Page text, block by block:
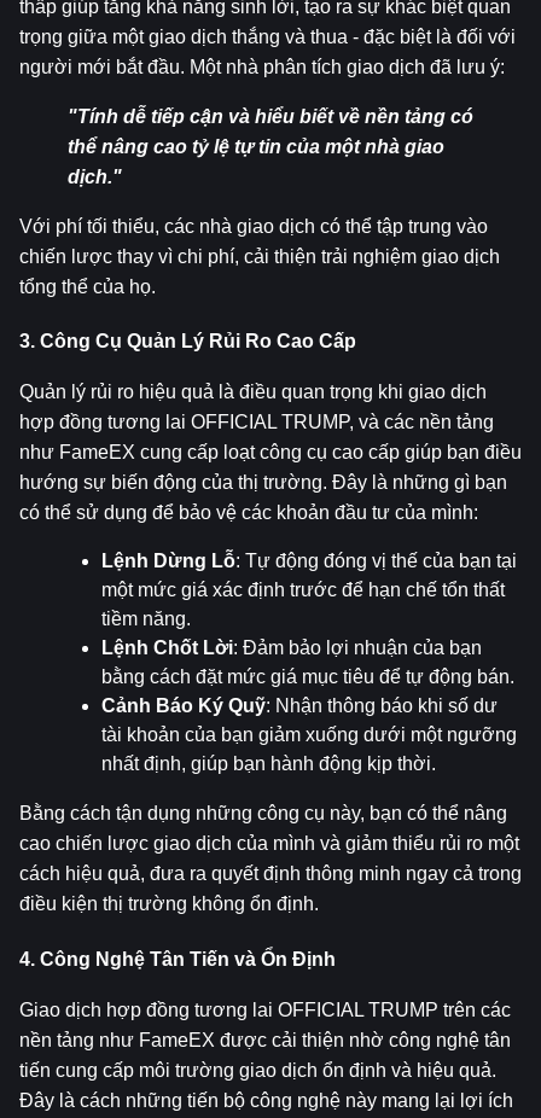
thấp giúp tăng khả năng sinh lời, tạo ra sự khác biệt quan
trọng giữa một giao dịch thắng và thua - đặc biệt là đối với
người mới bắt đầu. Một nhà phân tích giao dịch đã lưu ý:
"Tính dễ tiếp cận và hiểu biết về nền tảng có
thể nâng cao tỷ lệ tự tin của một nhà giao
dịch."
Với phí tối thiểu, các nhà giao dịch có thể tập trung vào
chiến lược thay vì chi phí, cải thiện trải nghiệm giao dịch
tổng thể của họ.
3. Công Cụ Quản Lý Rủi Ro Cao Cấp
Quản lý rủi ro hiệu quả là điều quan trọng khi giao dịch
hợp đồng tương lai OFFICIAL TRUMP, và các nền tảng
như FameEX cung cấp loạt công cụ cao cấp giúp bạn điều
hướng sự biến động của thị trường. Đây là những gì bạn
có thể sử dụng để bảo vệ các khoản đầu tư của mình:
Lệnh Dừng Lỗ: Tự động đóng vị thế của bạn tại
một mức giá xác định trước để hạn chế tổn thất
tiềm năng.
Lệnh Chốt Lời: Đảm bảo lợi nhuận của bạn
bằng cách đặt mức giá mục tiêu để tự động bán.
Cảnh Báo Ký Quỹ: Nhận thông báo khi số dư
tài khoản của bạn giảm xuống dưới một ngưỡng
nhất định, giúp bạn hành động kịp thời.
Bằng cách tận dụng những công cụ này, bạn có thể nâng
cao chiến lược giao dịch của mình và giảm thiểu rủi ro một
cách hiệu quả, đưa ra quyết định thông minh ngay cả trong
điều kiện thị trường không ổn định.
4. Công Nghệ Tân Tiến và Ổn Định
Giao dịch hợp đồng tương lai OFFICIAL TRUMP trên các
nền tảng như FameEX được cải thiện nhờ công nghệ tân
tiến cung cấp môi trường giao dịch ổn định và hiệu quả.
Đây là cách những tiến bộ công nghệ này mang lại lợi ích